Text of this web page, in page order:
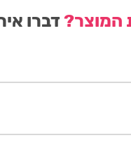
המוצר?דברו